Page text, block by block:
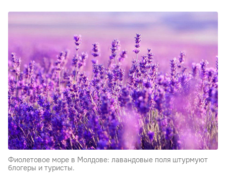
Фиолетовое море в Молдове: лавандовые поля штурмуют
блогеры и туристы.